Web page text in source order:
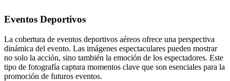
Eventos Deportivos
La cobertura de eventos deportivos aéreos ofrece una perspectiva
dinámica del evento. Las imágenes espectaculares pueden mostrar
no solo la acción, sino también la emoción de los espectadores. Este
tipo de fotografía captura momentos clave que son esenciales para la
promoción de futuros eventos.